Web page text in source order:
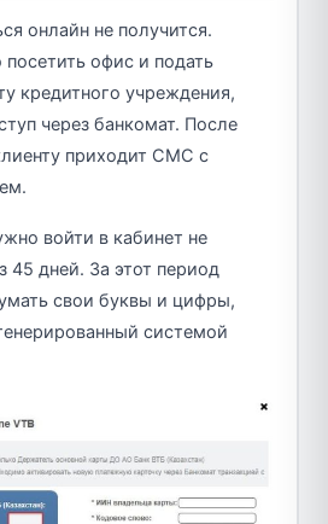
онлайн не получится.
офис и подать
кредитного учреждения,
через банкомат. После
приходит СМС с
войти в кабинет не
45 дней. За этот период
свои буквы и цифры,
системой